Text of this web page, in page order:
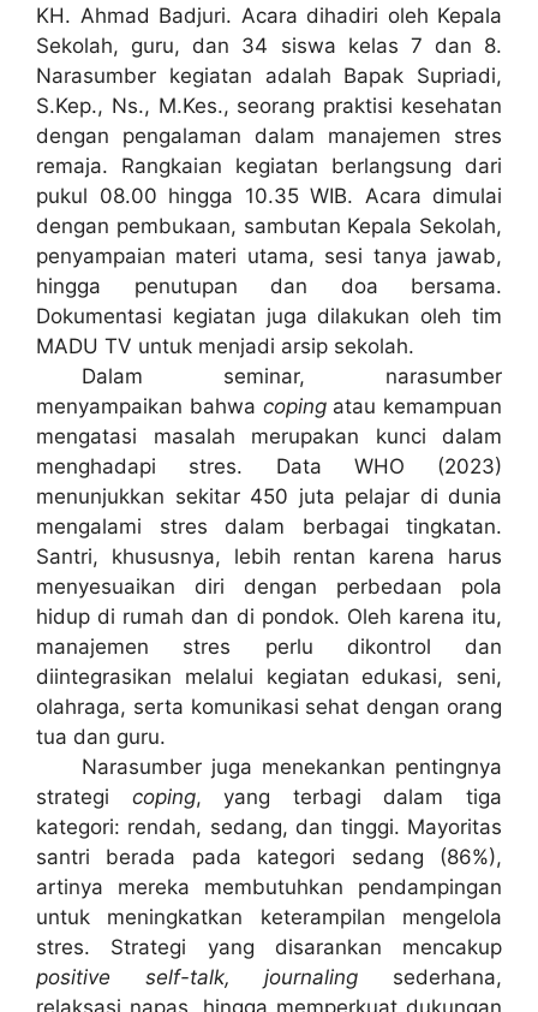
KH. Ahmad Badjuri. Acara dihadiri oleh Kepala
Sekolah, guru, dan 34 siswa kelas 7 dan 8.
Narasumber kegiatan adalah Bapak Supriadi,
S.Kep., Ns., M.Kes., seorang praktisi kesehatan
dengan pengalaman dalam manajemen stres
remaja. Rangkaian kegiatan berlangsung dari
pukul 08.00 hingga 10.35 WIB. Acara dimulai
dengan pembukaan, sambutan Kepala Sekolah,
penyampaian materi utama, sesi tanya jawab,
hingga penutupan dan doa bersama.
Dokumentasi kegiatan juga dilakukan oleh tim
MADU TV untuk menjadi arsip sekolah.
Dalam seminar, narasumber
menyampaikan bahwa coping atau kemampuan
mengatasi masalah merupakan kunci dalam
menghadapi stres. Data WHO (2023)
menunjukkan sekitar 450 juta pelajar di dunia
mengalami stres dalam berbagai tingkatan.
Santri, khususnya, lebih rentan karena harus
menyesuaikan diri dengan perbedaan pola
hidup di rumah dan di pondok. Oleh karena itu,
manajemen stres perlu dikontrol dan
diintegrasikan melalui kegiatan edukasi, seni,
olahraga, serta komunikasi sehat dengan orang
tua dan guru.
Narasumber juga menekankan pentingnya
strategi coping, yang terbagi dalam tiga
kategori: rendah, sedang, dan tinggi. Mayoritas
santri berada pada kategori sedang (86%),
artinya mereka membutuhkan pendampingan
untuk meningkatkan keterampilan mengelola
stres. Strategi yang disarankan mencakup
positive self-talk, journaling sederhana,
relaksasi napas, hingga memperkuat dukungan